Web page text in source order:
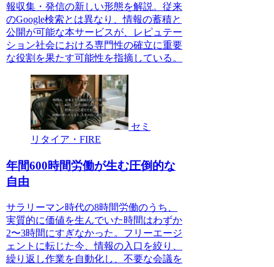
報収集・発信の新しい形態を解説。従来
のGoogle検索とは異なり、情報の蓄積と
公開が可能な本サービスが、レピュテー
ション社会における専門性の確立に重要
な役割を果たす可能性を指摘している。
セミ
リタイア・FIRE
年間600時間労働が生む圧倒的な
自由
サラリーマン時代の8時間労働のうち、
実質的に価値を生んでいた時間はわずか
2〜3時間にすぎなかった。フリーエージ
ェントに転じた今、情報の入口を絞り、
繰り返し作業を自動化し、不要な会議を